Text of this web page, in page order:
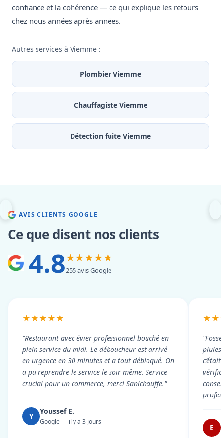
confiance et la cohérence — ce qui explique les retours
chez nous années après années.
Autres services à Viemme :
Plombier Viemme
Chauffagiste Viemme
Détection fuite Viemme
AVIS CLIENTS GOOGLE
Ce que disent nos clients
4.8★★★★★
255 avis Google
★★★★★
"Restaurant avec évier professionnel bouché en
plein service du midi. Le déboucheur est arrivé
en urgence en 30 minutes et a tout débloqué. On
a pu reprendre le service le soir même. Service
crucial pour un commerce, merci Sanichauffe."
Y
Youssef E.
Google — il y a 3 jours
E